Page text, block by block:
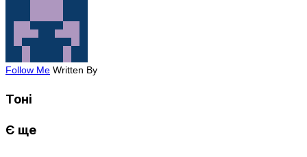
Follow Me Written By
Тоні
Є ще